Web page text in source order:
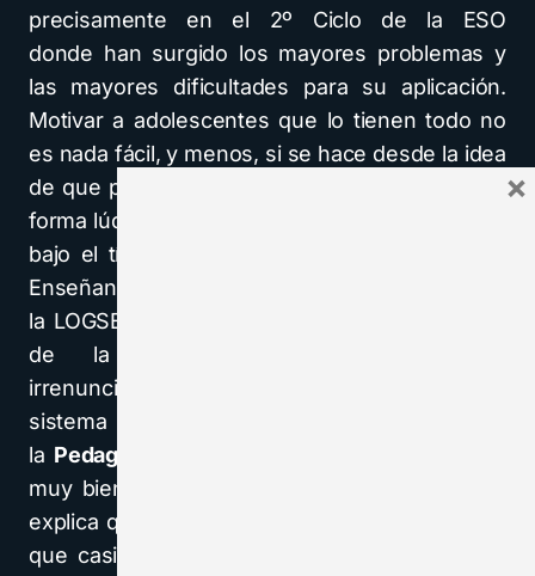
precisamente en el 2º Ciclo de la ESO
donde han surgido los mayores problemas y
las mayores dificultades para su aplicación.
Motivar a adolescentes que lo tienen todo no
es nada fácil, y menos, si se hace desde la idea
de que puede “aprenderse” sin esfuerzo… de
forma lúdica. En un documento editado en 1987
bajo el título “Proyecto para la Reforma de la
Enseñanza”, figura una frase que ha mantenido
la LOGSE de una forma férrea: “Los principios
de la enseñanza comprensiva son
irrenunciables en la reforma global de nuestro
sistema educativo”. Sin embargo
la Pedagoga
muy bien el modelo de escuela comprensiva,
explica que se basa en una filosofía educativa
que casi absolutiza al niño o adolescente; se
×